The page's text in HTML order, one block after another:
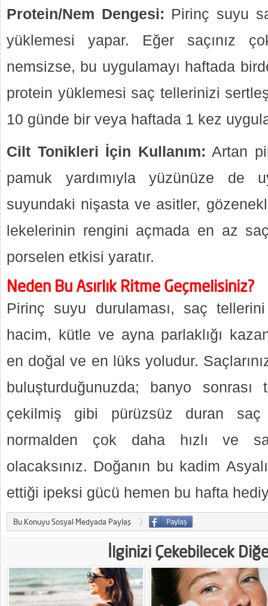
Protein/Nem Dengesi: Pirinç suyu
yüklemesi yapar. Eğer saçınız
nemsizse, bu uygulamayı haftada
protein yüklemesi saç tellerinizi
10 günde bir veya haftada 1 kez
Cilt Tonikleri İçin Kullanım: Artan
pamuk yardımıyla yüzünüze de
suyundaki nişasta ve asitler,
lekelerinin rengini açmada en az
porselen etkisi yaratır.
Neden Bu Asırlık Ritme Geçmelisiniz?
Pirinç suyu durulaması, saç tellerini
hacim, kütle ve ayna parlaklığı
en doğal ve en lüks yoludur.
buluşturduğunuzda; banyo sonrası
çekilmiş gibi pürüzsüz duran saç
normalden çok daha hızlı ve
olacaksınız. Doğanın bu kadim
ettiği ipeksi gücü hemen bu hafta
Bu Konuyu Sosyal Medyada Paylaş
İlginizi Çekebilecek